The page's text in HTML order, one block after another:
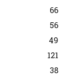
66
56
49
121
38